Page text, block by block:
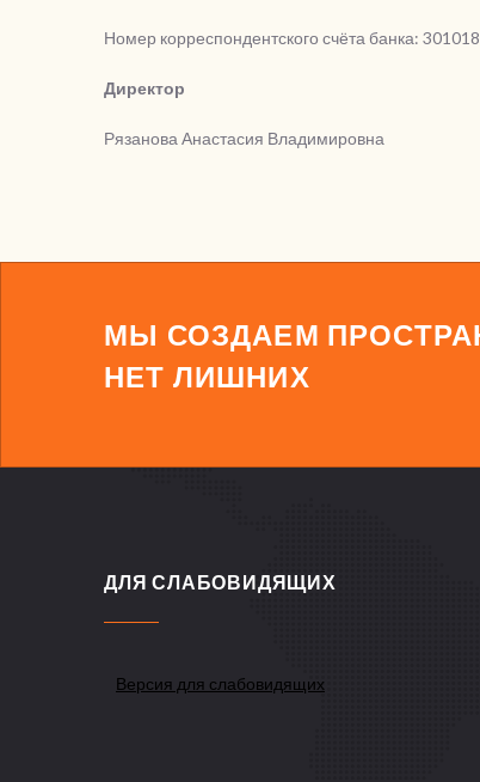
Номер корреспондентского счёта банка:
Директор
Рязанова Анастасия Владимировна
МЫ СОЗДАЕМ
НЕТ ЛИШНИХ
ДЛЯ СЛАБОВИДЯЩИХ
Версия для слабовидящих